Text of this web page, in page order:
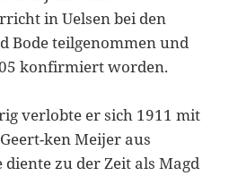
in Uelsen bei den
Bode teilgenommen und
konfirmiert worden.
verlobte er sich 1911 mit
ken Meijer aus
zu der Zeit als Magd